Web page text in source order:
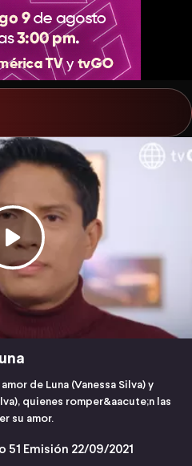
de Luna (Vanessa Silva) y
quienes romper&aacute;n las
su amor.
51 Emisión 22/09/2021